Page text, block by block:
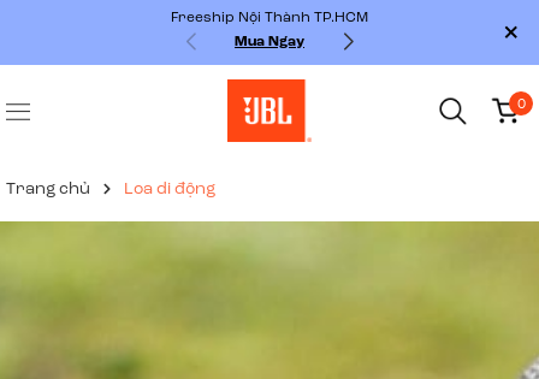
Freeship Nội Thành TP.HCM
Mua Ngay
0
Trang chủ Loa di động